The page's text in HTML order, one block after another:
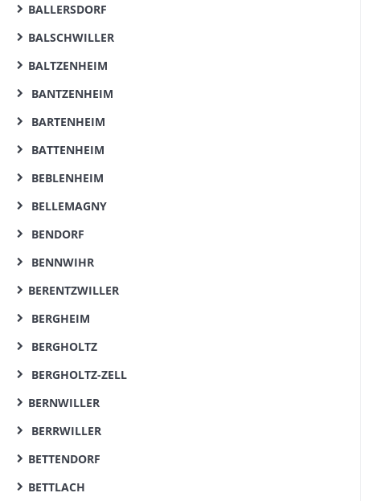
BALLERSDORF
BALSCHWILLER
BALTZENHEIM
BANTZENHEIM
BARTENHEIM
BATTENHEIM
BEBLENHEIM
BELLEMAGNY
BENDORF
BENNWIHR
BERENTZWILLER
BERGHEIM
BERGHOLTZ
BERGHOLTZ-ZELL
BERNWILLER
BERRWILLER
BETTENDORF
BETTLACH